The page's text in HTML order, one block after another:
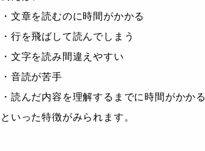
・文章を読むのに時間がかかる
・行を飛ばして読んでしまう
・文字を読み間違えやすい
・音読が苦手
・読んだ内容を理解するまでに時間がかかる
といった特徴がみられます。